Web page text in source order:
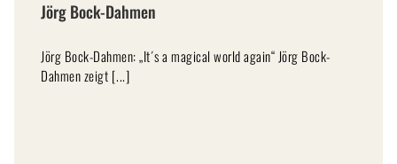
Jörg Bock-Dahmen
Jörg Bock-Dahmen: „It´s a magical world again“ Jörg Bock-
Dahmen zeigt [...]